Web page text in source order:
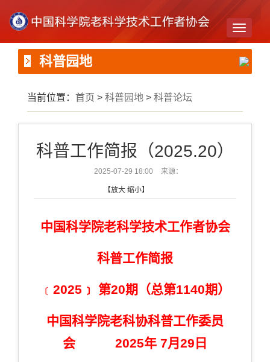
Toggle
科普园地
当前位置： 首页 > 科普园地 > 科普论坛
科普工作简报（2025.20）
2025-07-29 18:00 来源：
【放大 缩小】
中国科学院老科学技术工作者协会
科普工作简报
﹝ 2025﹞ 第20期（总第1140期）
中国科学院老科协科普工作委员
会 2025年 7月 29 日